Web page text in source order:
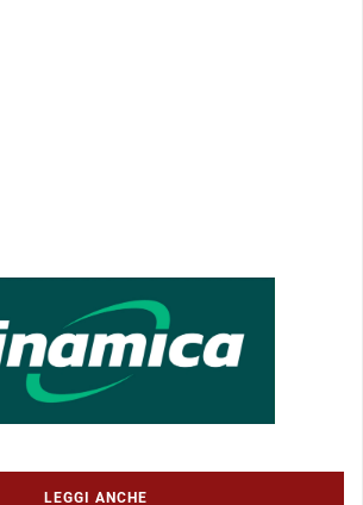
LEGGI ANCHE